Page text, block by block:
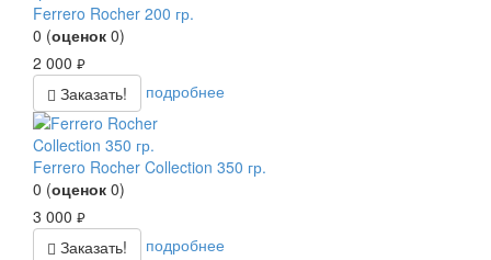
Ferrero Rocher 200 гр.
0 (оценок 0)
2 000 руб.
Заказать! подробнее
Ferrero Rocher Collection 350 гр.
0 (оценок 0)
3 000 руб.
Заказать! подробнее